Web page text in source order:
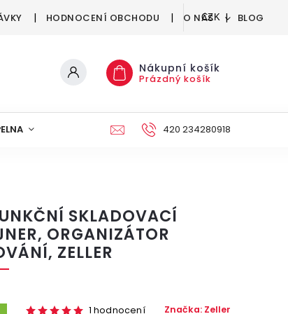
HODNOCENÍ OBCHODU O NÁS BLOG
CZK
Nákupní košík
Prázdný košík
DEKORACE
420 234280918
SKLADOVACÍ
ORGANIZÁTOR
ZELLER
1 hodnocení Značka: Zeller